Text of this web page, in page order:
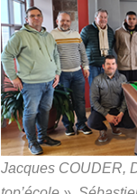
Jacques COUDER,